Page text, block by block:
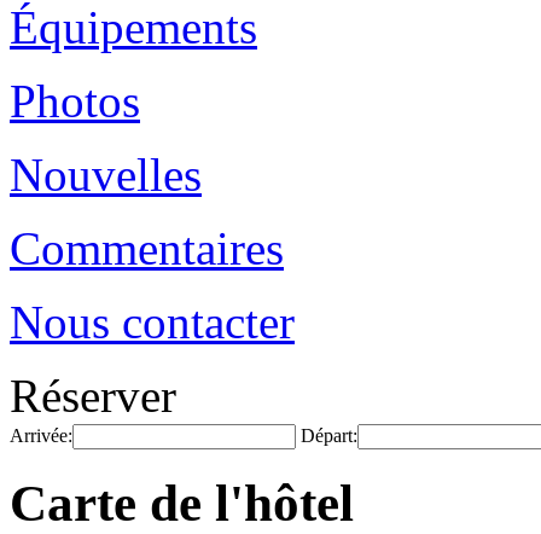
Équipements
Photos
Nouvelles
Commentaires
Nous contacter
Réserver
Arrivée: Départ:
Carte de l'hôtel